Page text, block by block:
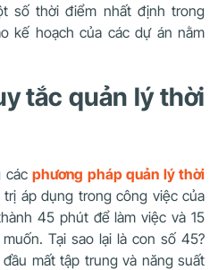
số thời điểm nhất định trong
kế hoạch của các dự án nằm
tắc quản lý thời
cácphương pháp quản lý thời
áp dụng trong công việc của
45 phút để làm việc và 15
Tại sao lại là con số 45?
mất tập trung và năng suất